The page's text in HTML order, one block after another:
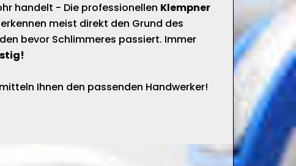
handelt - Die professionellen Klempner
erkennen meist direkt den Grund des
bevor Schlimmeres passiert. Immer
Ihnen den passenden Handwerker!